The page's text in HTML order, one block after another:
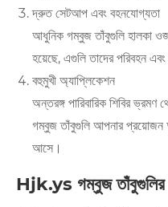
দ্রুত সেটআপ এবং বহনযোগ্যতা
আধুনিক গম্বুজ তাঁবুগুলি হালকা
হয়েছে, এগুলি তাদের পরিবহন
বহুমুখী অ্যাপ্লিকেশন
অন্তরঙ্গ পারিবারিক শিবির ভ্রমণ
গম্বুজ তাঁবুগুলি আপনার প্রয়োজন
আসে।
Hjk.ys গম্বুজ তাঁবুগুলির